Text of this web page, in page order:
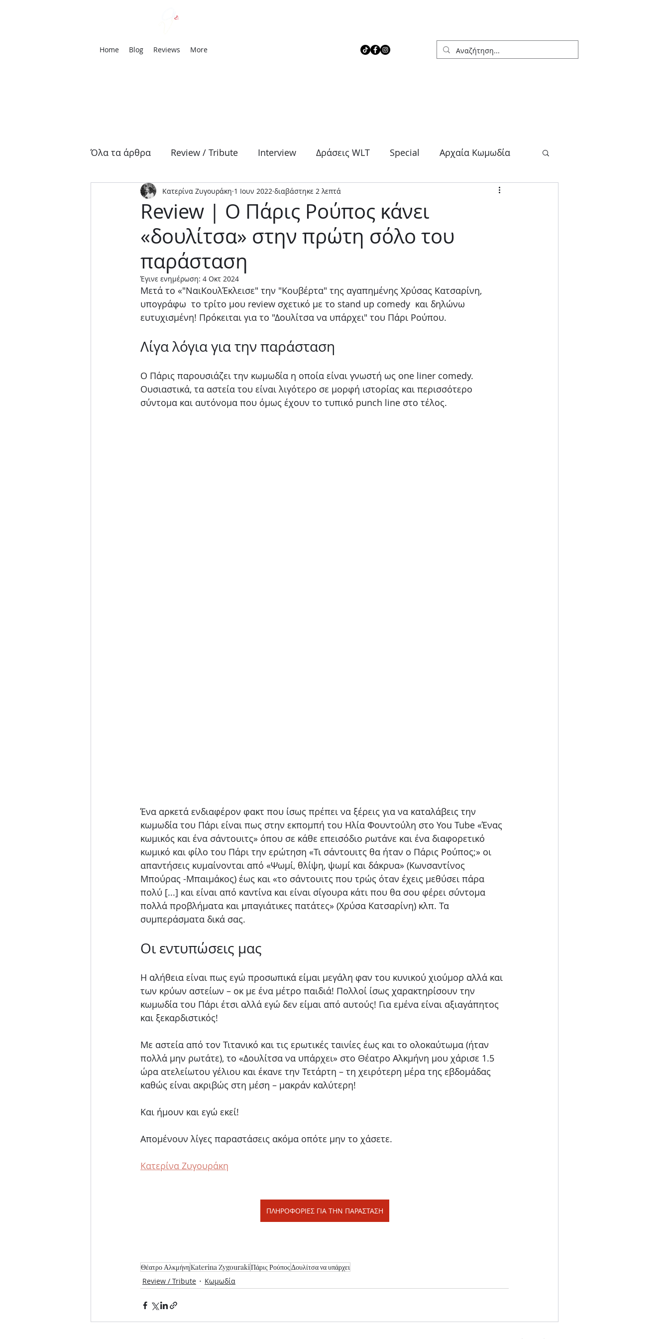
Home Blog Reviews More
Όλα τα άρθρα Review / Tribute Interview Δράσεις WLT Special Αρχαία Κωμωδία
Αρχαία Τραγωδία Δράμα Θρίλερ Κοινωνικό
Μουσική παράσταση Παιδικό Stand up Φαντασίας Ψυχολογία
Review | Ο Πάρις Ρούπος κάνει
«δουλίτσα» στην πρώτη σόλο του
παράσταση
Κατερίνα Ζυγουράκη 1 Ιουν 2022 διαβάστηκε 2 λεπτά
Έγινε ενημέρωση: 4 Οκτ 2024
Μετά το «"ΝαιΚουλΈκλεισε" την "Κουβέρτα" της αγαπημένης Χρύσας Κατσαρίνη,
υπογράφω  το τρίτο μου review σχετικό με το stand up comedy  και δηλώνω
ευτυχισμένη! Πρόκειται για το "Δουλίτσα να υπάρχει" του Πάρι Ρούπου.
Λίγα λόγια για την παράσταση
Ο Πάρις παρουσιάζει την κωμωδία η οποία είναι γνωστή ως one liner comedy.
Ουσιαστικά, τα αστεία του είναι λιγότερο σε μορφή ιστορίας και περισσότερο
σύντομα και αυτόνομα που όμως έχουν το τυπικό punch line στο τέλος.
Ένα αρκετά ενδιαφέρον φακτ που ίσως πρέπει να ξέρεις για να καταλάβεις την
κωμωδία του Πάρι είναι πως στην εκπομπή του Ηλία Φουντούλη στο You Tube «Ένας
κωμικός και ένα σάντουιτς» όπου σε κάθε επεισόδιο ρωτάνε και ένα διαφορετικό
κωμικό και φίλο του Πάρι την ερώτηση «Τι σάντουιτς θα ήταν ο Πάρις Ρούπος;» οι
απαντήσεις κυμαίνονται από «Ψωμί, θλίψη, ψωμί και δάκρυα» (Κωνσαντίνος
Μπούρας -Μπαιμάκος) έως και «το σάντουιτς που τρώς όταν έχεις μεθύσει πάρα
πολύ [...] και είναι από καντίνα και είναι σίγουρα κάτι που θα σου φέρει σύντομα
πολλά προβλήματα και μπαγιάτικες πατάτες» (Χρύσα Κατσαρίνη) κλπ. Τα
συμπεράσματα δικά σας.
Οι εντυπώσεις μας
Η αλήθεια είναι πως εγώ προσωπικά είμαι μεγάλη φαν του κυνικού χιούμορ αλλά και
των κρύων αστείων – οκ με ένα μέτρο παιδιά! Πολλοί ίσως χαρακτηρίσουν την
κωμωδία του Πάρι έτσι αλλά εγώ δεν είμαι από αυτούς! Για εμένα είναι αξιαγάπητος
και ξεκαρδιστικός!
Με αστεία από τον Τιτανικό και τις ερωτικές ταινίες έως και το ολοκαύτωμα (ήταν
πολλά μην ρωτάτε), το «Δουλίτσα να υπάρχει» στο Θέατρο Αλκμήνη μου χάρισε 1.5
ώρα ατελείωτου γέλιου και έκανε την Τετάρτη – τη χειρότερη μέρα της εβδομάδας
καθώς είναι ακριβώς στη μέση – μακράν καλύτερη!
Και ήμουν και εγώ εκεί!
Απομένουν λίγες παραστάσεις ακόμα οπότε μην το χάσετε.
Κατερίνα Ζυγουράκη
ΠΛΗΡΟΦΟΡΙΕΣ ΓΙΑ ΤΗΝ ΠΑΡΑΣΤΑΣΗ
Θέατρο ΑλκμήνηKaterina ZygourakiΠάρις ΡούποςΔουλίτσα να υπάρχει
Review / Tribute
Κωμωδία